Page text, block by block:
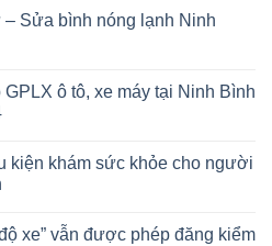
Sửa bình nóng lạnh Ninh
GPLX ô tô, xe máy tại Ninh Bình
kiện khám sức khỏe cho người
xe” vẫn được phép đăng kiểm